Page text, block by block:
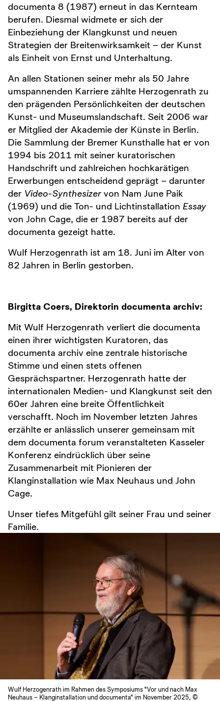
documenta 8 (1987) erneut in das Kernteam
berufen. Diesmal widmete er sich der
Einbeziehung der Klangkunst und neuen
Strategien der Breitenwirksamkeit – der Kunst
als Einheit von Ernst und Unterhaltung.
An allen Stationen seiner mehr als 50 Jahre
umspannenden Karriere zählte Herzogenrath zu
den prägenden Persönlichkeiten der deutschen
Kunst- und Museumslandschaft. Seit 2006 war
er Mitglied der Akademie der Künste in Berlin.
Die Sammlung der Bremer Kunsthalle hat er von
1994 bis 2011 mit seiner kuratorischen
Handschrift und zahlreichen hochkarätigen
Erwerbungen entscheidend geprägt – darunter
der Video-Synthesizer von Nam June Paik
(1969) und die Ton- und Lichtinstallation Essay
von John Cage, die er 1987 bereits auf der
documenta gezeigt hatte.
Wulf Herzogenrath ist am 18. Juni im Alter von
82 Jahren in Berlin gestorben.
Birgitta Coers, Direktorin documenta archiv:
Mit Wulf Herzogenrath verliert die documenta
einen ihrer wichtigsten Kuratoren, das
documenta archiv eine zentrale historische
Stimme und einen stets offenen
Gesprächspartner. Herzogenrath hatte der
internationalen Medien- und Klangkunst seit den
60er Jahren eine breite Öffentlichkeit
verschafft. Noch im November letzten Jahres
erzählte er anlässlich unserer gemeinsam mit
dem documenta forum veranstalteten Kasseler
Konferenz eindrücklich über seine
Zusammenarbeit mit Pionieren der
Klanginstallation wie Max Neuhaus und John
Cage.
Unser tiefes Mitgefühl gilt seiner Frau und seiner
Familie.
Wulf Herzogenrath im Rahmen des Symposiums "Vor und nach Max
Neuhaus – Klanginstallation und documenta" im November 2025, ©